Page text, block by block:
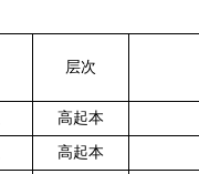
层次
高起本
高起本